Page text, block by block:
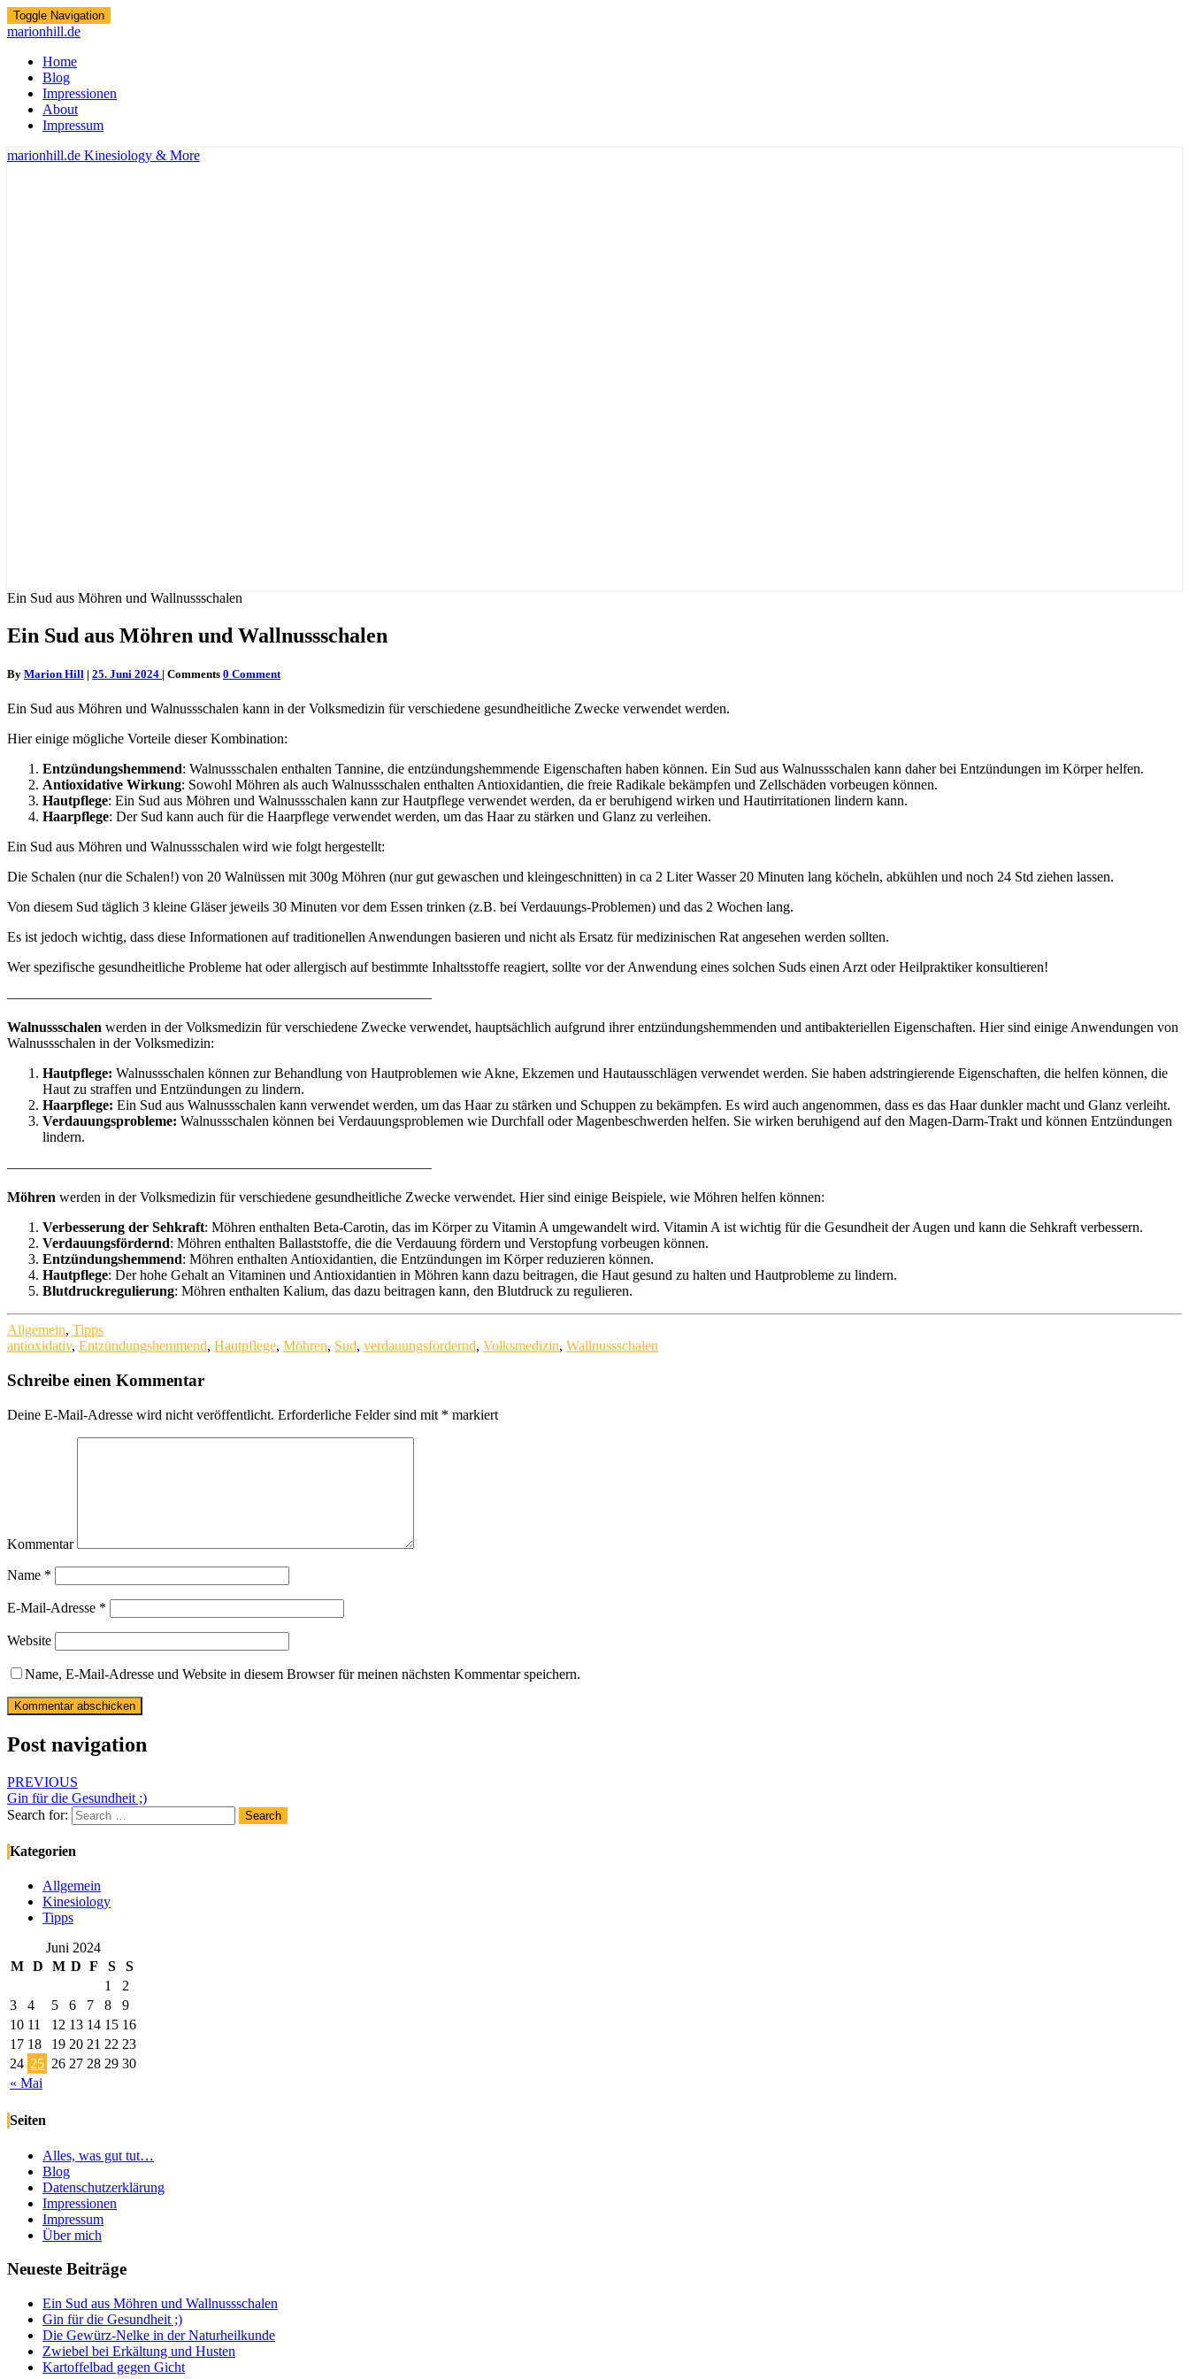
Toggle Navigation
marionhill.de
Home
Blog
Impressionen
About
Impressum
marionhill.de Kinesiology & More
Ein Sud aus Möhren und Wallnussschalen
Ein Sud aus Möhren und Wallnussschalen
By Marion Hill | 25. Juni 2024 | Comments 0 Comment
Ein Sud aus Möhren und Walnussschalen kann in der Volksmedizin für verschiedene gesundheitliche Zwecke verwendet werden.
Hier einige mögliche Vorteile dieser Kombination:
Entzündungshemmend: Walnussschalen enthalten Tannine, die entzündungshemmende Eigenschaften haben können. Ein Sud aus Walnussschalen kann daher bei Entzündungen im Körper helfen.
Antioxidative Wirkung: Sowohl Möhren als auch Walnussschalen enthalten Antioxidantien, die freie Radikale bekämpfen und Zellschäden vorbeugen können.
Hautpflege: Ein Sud aus Möhren und Walnussschalen kann zur Hautpflege verwendet werden, da er beruhigend wirken und Hautirritationen lindern kann.
Haarpflege: Der Sud kann auch für die Haarpflege verwendet werden, um das Haar zu stärken und Glanz zu verleihen.
Ein Sud aus Möhren und Walnussschalen wird wie folgt hergestellt:
Die Schalen (nur die Schalen!) von 20 Walnüssen mit 300g Möhren (nur gut gewaschen und kleingeschnitten) in ca 2 Liter Wasser 20 Minuten lang köcheln, abkühlen und noch 24 Std ziehen lassen.
Von diesem Sud täglich 3 kleine Gläser jeweils 30 Minuten vor dem Essen trinken (z.B. bei Verdauungs-Problemen) und das 2 Wochen lang.
Es ist jedoch wichtig, dass diese Informationen auf traditionellen Anwendungen basieren und nicht als Ersatz für medizinischen Rat angesehen werden sollten.
Wer spezifische gesundheitliche Probleme hat oder allergisch auf bestimmte Inhaltsstoffe reagiert, sollte vor der Anwendung eines solchen Suds einen Arzt oder Heilpraktiker konsultieren!
——————————————————————————————
Walnussschalen werden in der Volksmedizin für verschiedene Zwecke verwendet, hauptsächlich aufgrund ihrer entzündungshemmenden und antibakteriellen Eigenschaften. Hier sind einige Anwendungen von
Walnussschalen in der Volksmedizin:
Hautpflege: Walnussschalen können zur Behandlung von Hautproblemen wie Akne, Ekzemen und Hautausschlägen verwendet werden. Sie haben adstringierende Eigenschaften, die helfen können, die
Haut zu straffen und Entzündungen zu lindern.
Haarpflege: Ein Sud aus Walnussschalen kann verwendet werden, um das Haar zu stärken und Schuppen zu bekämpfen. Es wird auch angenommen, dass es das Haar dunkler macht und Glanz verleiht.
Verdauungsprobleme: Walnussschalen können bei Verdauungsproblemen wie Durchfall oder Magenbeschwerden helfen. Sie wirken beruhigend auf den Magen-Darm-Trakt und können Entzündungen
lindern.
——————————————————————————————
Möhren werden in der Volksmedizin für verschiedene gesundheitliche Zwecke verwendet. Hier sind einige Beispiele, wie Möhren helfen können:
Verbesserung der Sehkraft: Möhren enthalten Beta-Carotin, das im Körper zu Vitamin A umgewandelt wird. Vitamin A ist wichtig für die Gesundheit der Augen und kann die Sehkraft verbessern.
Verdauungsfördernd: Möhren enthalten Ballaststoffe, die die Verdauung fördern und Verstopfung vorbeugen können.
Entzündungshemmend: Möhren enthalten Antioxidantien, die Entzündungen im Körper reduzieren können.
Hautpflege: Der hohe Gehalt an Vitaminen und Antioxidantien in Möhren kann dazu beitragen, die Haut gesund zu halten und Hautprobleme zu lindern.
Blutdruckregulierung: Möhren enthalten Kalium, das dazu beitragen kann, den Blutdruck zu regulieren.
Allgemein, Tipps
antioxidativ, Entzündungshemmend, Hautpflege, Möhren, Sud, verdauungsfördernd, Volksmedizin, Wallnussschalen
Schreibe einen Kommentar
Deine E-Mail-Adresse wird nicht veröffentlicht. Erforderliche Felder sind mit * markiert
Kommentar
Name *
E-Mail-Adresse *
Website
Name, E-Mail-Adresse und Website in diesem Browser für meinen nächsten Kommentar speichern.
Post navigation
PREVIOUS
Gin für die Gesundheit ;)
Search for:
Search
Kategorien
Allgemein
Kinesiology
Tipps
Juni 2024
M
D M D F S S
« Mai
1
2
3
4 5 6 7 8
9
10 11 12 13 14 15 16
17 18 19 20 21 22 23
24 25 26 27 28 29 30
Seiten
Alles, was gut tut…
Blog
Datenschutzerklärung
Impressionen
Impressum
Über mich
Neueste Beiträge
Ein Sud aus Möhren und Wallnussschalen
Gin für die Gesundheit ;)
Die Gewürz-Nelke in der Naturheilkunde
Zwiebel bei Erkältung und Husten
Kartoffelbad gegen Gicht